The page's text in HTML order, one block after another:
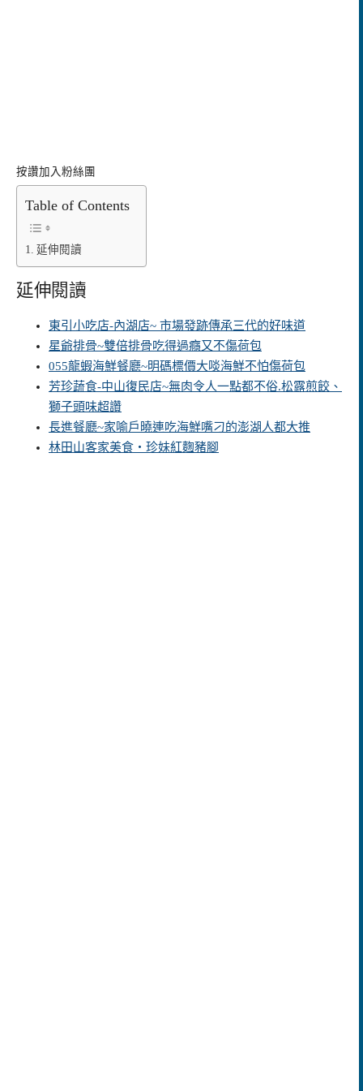
按讚加入粉絲團
Table of Contents
延伸閱讀
延伸閱讀
東引小吃店-內湖店~ 市場發跡傳承三代的好味道
星爺排骨~雙倍排骨吃得過癮又不傷荷包
055龍蝦海鮮餐廳~明碼標價大啖海鮮不怕傷荷包
芳珍蔬食-中山復民店~無肉令人一點都不俗.松露煎餃、
獅子頭味超讚
長進餐廳~家喻戶曉連吃海鮮嘴刁的澎湖人都大推
林田山客家美食‧珍妹紅麴豬腳